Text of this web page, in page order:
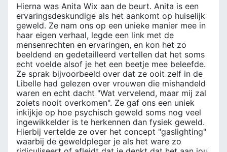
Hierna was Anita Wix aan de beurt. Anita is een
ervaringsdeskundige als het aankomt op huiselijk
geweld. Ze nam ons op een unieke manier mee in
haar eigen verhaal, legde een link met de
mensenrechten en ervaringen, en kon het zo
beeldend en gedetailleerd vertellen dat het soms
echt voelde alsof je het een beetje mee beleefde.
Ze sprak bijvoorbeeld over dat ze ooit zelf in de
Libelle had gelezen over vrouwen die mishandeld
waren en echt dacht "Wat vervelend, maar mij zal
zoiets nooit overkomen". Ze gaf ons een uniek
inkijkje op hoe psychisch geweld soms nog veel
ingewikkelder is te herkennen dan fysiek geweld.
Hierbij vertelde ze over het concept "gaslighting"
waarbij de geweldpleger je als het ware zo